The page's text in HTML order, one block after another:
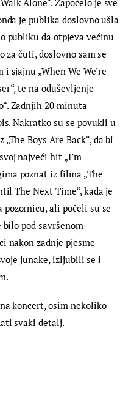
je publika doslovno ušla
publiku da otpjeva većinu
za čuti, doslovno sam se
sjajnu „When We We’re
te na oduševljenje
Zadnjih 20 minuta
Nakratko su se povukli u
Boys Are Back“, da bi
najveći hit „I’m
poznat iz filma „The
The Next Time“, kada je
pozornicu, ali počeli su se
pod savršenom
nakon zadnje pjesme
junake, izljubili se i
koncert, osim nekoliko
svaki detalj.